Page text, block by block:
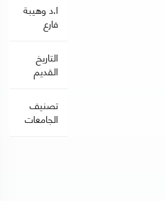
ا.د وهيبة
فارع
التاريخ
القديم
تصنيف
الجامعات